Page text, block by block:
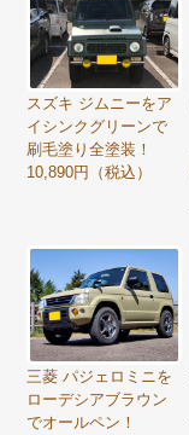
スズキ ジムニーをア
イシンクグリーンで
刷毛塗り全塗装！
10,890円（税込）
三菱 パジェロミニを
ローデシアブラウン
でオールペン！